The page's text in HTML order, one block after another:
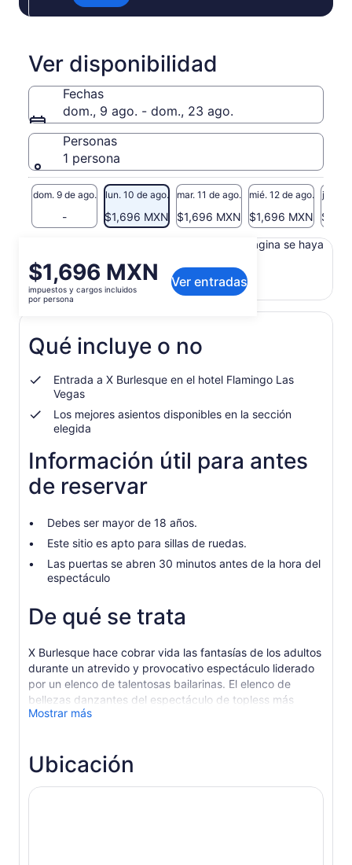
Ver disponibilidad
Fechas
dom., 9 ago. - dom., 23 ago.
Personas
1 persona
dom. 9 de ago.
-
lun. 10 de ago.
$1,696 MXN
mar. 11 de ago.
$1,696 MXN
mié. 12 de ago.
$1,696 MXN
jue.
El
precio
es
por
$1,696 MXN
impuestos y cargos incluidos
por persona
Ver entradas
Es posible que el contenido de esta página se haya
Ver texto original (en inglés)
Opinar sobre esta traducción
Qué incluye o no
Entrada a X Burlesque en el hotel Flamingo Las
Vegas
Los mejores asientos disponibles en la sección
elegida
Información útil para antes
de reservar
Debes ser mayor de 18 años.
Este sitio es apto para sillas de ruedas.
Las puertas se abren 30 minutos antes de la hora del
espectáculo
De qué se trata
X Burlesque hace cobrar vida las fantasías de los adultos
durante un atrevido y provocativo espectáculo liderado
por un elenco de talentosas bailarinas. El elenco de
bellezas danzantes del espectáculo de topless más
candente de la ciudad revela sus atributos mientras
Cada número de la producción, con sensuales rutinas
coreográficas al ritmo de la música de artistas
contemporáneos, está basado en estilos de baile de
cabaret tradicionales. La variedad de temáticas y
Mostrar más
Ubicación